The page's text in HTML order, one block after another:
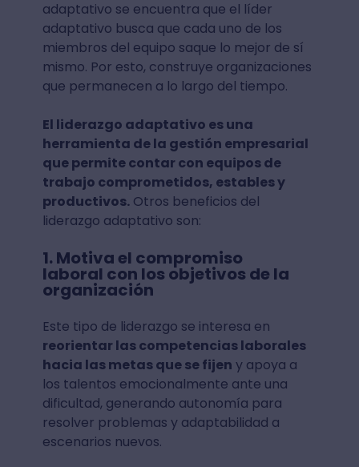
adaptativo se encuentra que el líder
adaptativo busca que cada uno de los
miembros del equipo saque lo mejor de sí
mismo. Por esto, construye organizaciones
que permanecen a lo largo del tiempo.
El liderazgo adaptativo es una
herramienta de la gestión empresarial
que permite contar con equipos de
trabajo comprometidos, estables y
productivos.Otros beneficios del
liderazgo adaptativo son:
1. Motiva el compromiso
laboral con los objetivos de la
organización
Este tipo de liderazgo se interesa en
reorientar las competencias laborales
hacia las metas que se fijen y apoya a
los talentos emocionalmente ante una
dificultad, generando autonomía para
resolver problemas y adaptabilidad a
escenarios nuevos.